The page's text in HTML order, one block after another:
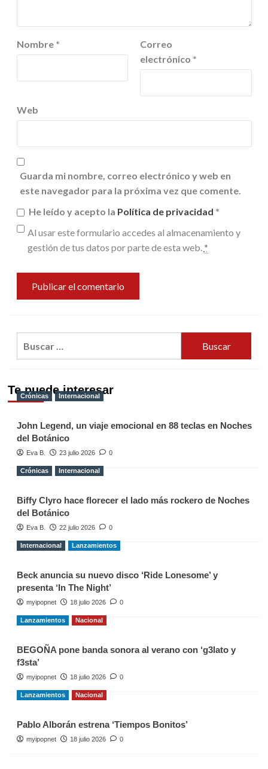
Nombre *
Correo
electrónico *
Web
Guarda mi nombre, correo electrónico y web en
este navegador para la próxima vez que comente.
He leído y acepto la Política de privacidad *
Al usar este formulario accedes al almacenamiento y
gestión de tus datos por parte de esta web. *
Te puede interesar
Crónicas Internacional
John Legend, un viaje emocional en 88 teclas en Noches
del Botánico
Eva B. 23 julio 2026 0
Crónicas Internacional
Biffy Clyro hace florecer el lado más rockero de Noches
del Botánico
Eva B. 22 julio 2026 0
Internacional Lanzamientos
Beck anuncia su nuevo disco ‘Ride Lonesome’ y
presenta ‘In The Night’
myipopnet 18 julio 2026 0
Lanzamientos Nacional
BEGOÑA pone banda sonora al verano con ‘g3lato y
f3sta’
myipopnet 18 julio 2026 0
Lanzamientos Nacional
Pablo Alborán estrena ‘Tiempos Bonitos’
myipopnet 18 julio 2026 0